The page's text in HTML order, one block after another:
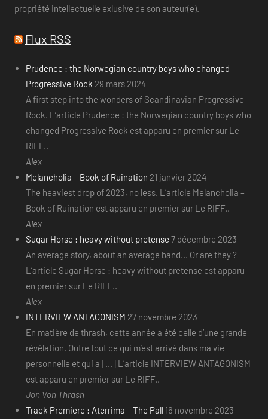
propriété intellectuelle exlusive de son auteur(e).
Flux RSS
Prudence : the Norwegian country boys who changed
Progressive Rock 29 mars 2024
A first step into the wonders of Scandinavian Progressive
Rock. L’article Prudence : the Norwegian country boys who
changed Progressive Rock est apparu en premier sur Le
RIFF..
Alex
Melancholia – Book of Ruination 21 janvier 2024
The heaviest drop of 2023, no less. L’article Melancholia –
Book of Ruination est apparu en premier sur Le RIFF..
Alex
Sugar Horse : heavy without pretense 7 décembre 2023
An average story, about an average band... Or are they ?
L’article Sugar Horse : heavy without pretense est apparu
en premier sur Le RIFF..
Alex
INTERVIEW ANTAGONISM 27 novembre 2023
En matière de thrash, cette année a été celle d’une grande
révélation. Outre tout ce qui m’est arrivé dans ma vie
personnelle et qui a [...] L’article INTERVIEW ANTAGONISM
est apparu en premier sur Le RIFF..
Jon Von Thrash
Track Premiere : Aterrima – The Pall 16 novembre 2023